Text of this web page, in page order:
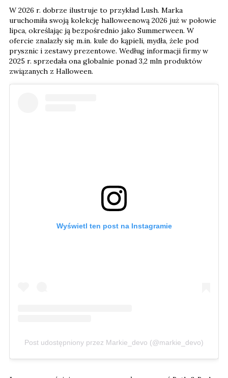
W 2026 r. dobrze ilustruje to przykład Lush. Marka
uruchomiła swoją kolekcję halloweenową 2026 już w połowie
lipca, określając ją bezpośrednio jako Summerween. W
ofercie znalazły się m.in. kule do kąpieli, mydła, żele pod
prysznic i zestawy prezentowe. Według informacji firmy w
2025 r. sprzedała ona globalnie ponad 3,2 mln produktów
związanych z Halloween.
Wyświetl ten post na Instagramie
Post udostępniony przez Markie_devo (@markie_devo)